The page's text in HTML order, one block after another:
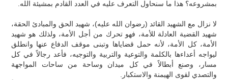
بمشروعه؟ هذا ما سنحاول التعرف عليه في العدد القادم بمشيئة الله.
لا نزال مع الشهيد القائد (رضوان الله عليه)، شهيد الحق والمبادئ الحقة،
شهيد القضية العادلة للأمة، فهو تحرك من أجل الأمة، ولذلك هو شهيد
الأمة، كل الأمة، لأنه حمل قضاياها وتبنى موقف الدفاع عنها وانطلق
ليواجه أعداءها بالكلمة والتوعية والتربية والتوجيه، فأعد رجالاً في كل
مسار، وصنع أبطالاً في كل ميدان وساحة من ساحات المواجهة
والتصدي لقوى الهيمنة والاستكبار.